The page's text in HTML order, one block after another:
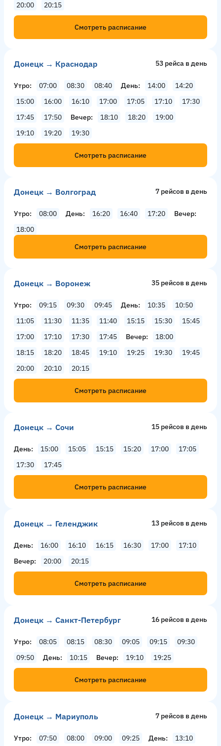
20:00
20:15
Смотреть расписание
Донецк → Краснодар 53 рейсa в день
Утро 07:00 08:30 08:40 День 14:00
14:20
15:00
16:00 16:10 17:00 17:05 17:10
17:30
17:45
17:50 Вечер 18:10 18:20
19:00
19:10
19:20 19:30
Смотреть расписание
Донецк → Волгоград 7 рейсов в день
Утро 08:00 День 16:20 16:40 17:20
Вечер
18:00
Смотреть расписание
Донецк → Воронеж 35 рейсов в день
Утро 09:15 09:30 09:45 День 10:35
10:50
11:05
11:30 11:35 11:40 15:15 15:30
15:45
17:00
17:10 17:30 17:45 Вечер
18:00
18:15
18:20 18:45 19:10 19:25 19:30
19:45
20:00
20:10 20:15
Смотреть расписание
Донецк → Сочи 15 рейсов в день
День 15:00 15:05 15:15 15:20 17:00
17:05
17:30
17:45
Смотреть расписание
Донецк → Геленджик 13 рейсов в день
День 16:00 16:10 16:15 16:30 17:00
17:10
Вечер
20:00 20:15
Смотреть расписание
Донецк → Санкт-Петербург 16 рейсов в день
Утро 08:05 08:15 08:30 09:05 09:15
09:30
09:50
День 10:15 Вечер 19:10 19:25
Смотреть расписание
Донецк → Мариуполь 7 рейсов в день
Утро 07:50 08:00 09:00 09:25 День 13:10